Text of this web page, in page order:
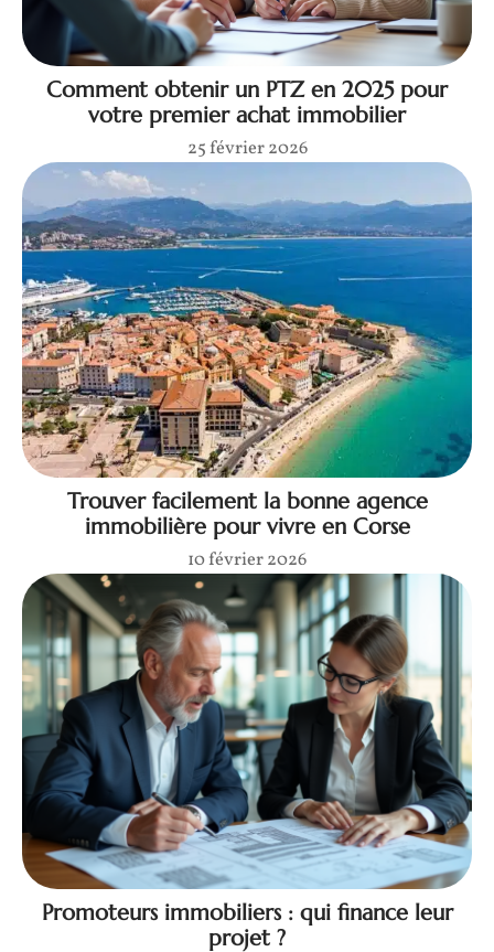
Comment obtenir un PTZ en 2025 pour
votre premier achat immobilier
25 février 2026
Trouver facilement la bonne agence
immobilière pour vivre en Corse
10 février 2026
Promoteurs immobiliers : qui finance leur
projet ?